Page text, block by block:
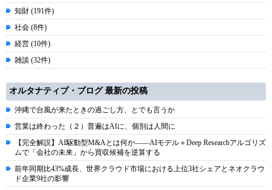
知財 (191件)
社会 (8件)
経営 (10件)
雑談 (32件)
オルタナティブ・ブログ 最新の投稿
沖縄で台風が来たときの過ごし方、とでも言うか
営業は終わった（２）普遍はAIに、個別は人間に
【完全解説】AI駆動型M&Aとは何か――AIモデル＋Deep Researchアルゴリズ
ムで「会社の未来」から買収候補を逆算する
前年同期比43%成長、世界クラウド市場における上位3社シェアとネオクラウ
ド企業9社の影響